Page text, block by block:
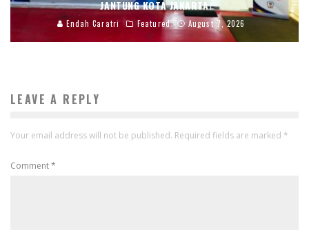
JANTUNG KOTA JAKARTA
Endah Caratri Featured August 7, 2026
LEAVE A REPLY
Your email address will not be published. Required fields are marked *
Comment*